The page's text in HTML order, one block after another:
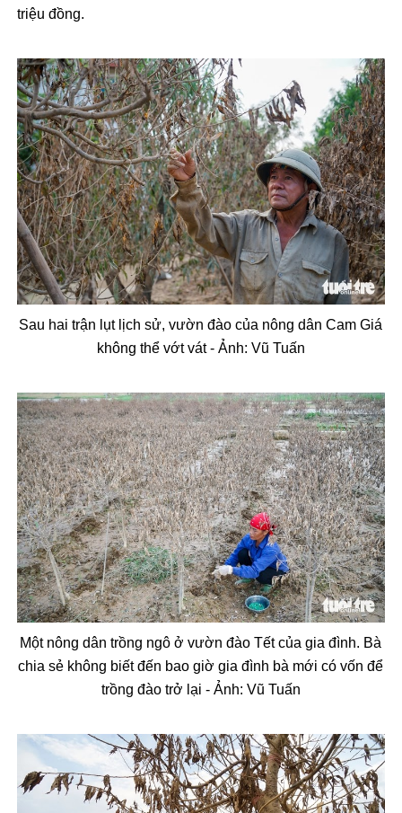
triệu đồng.
Sau hai trận lụt lịch sử, vườnđào của nông dân Cam Giá
không thể vớt vát - Ảnh: Vũ Tuấn
Một nông dân trồng ngôở vườnđào Tết của giađình. Bà
chia sẻ không biếtđến bao giờ giađình bà mới có vốnđể
trồng đào trở lại - Ảnh: Vũ Tuấn